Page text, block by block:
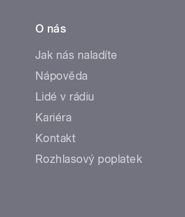
O nás
Jak nás naladíte
Nápověda
Lidé v rádiu
Kariéra
Kontakt
Rozhlasový poplatek